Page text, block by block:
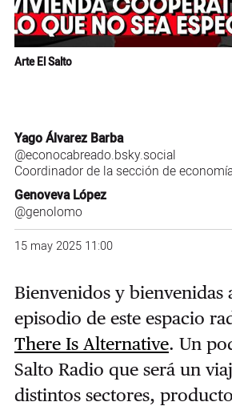
Arte El Salto
Yago Álvarez Barba
@econocabreado.bsky.social
Coordinador de la sección de
Genoveva López
@genolomo
15 may 2025 11:00
Bienvenidos y bienvenidas
episodio de este espacio
There Is Alternative. Un
Salto Radio que será un
distintos sectores,